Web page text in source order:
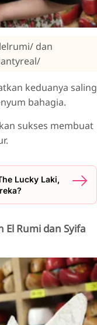
dan
keduanya saling
bahagia.
sukses membuat
Lucky Laki,
Rumi dan Syifa